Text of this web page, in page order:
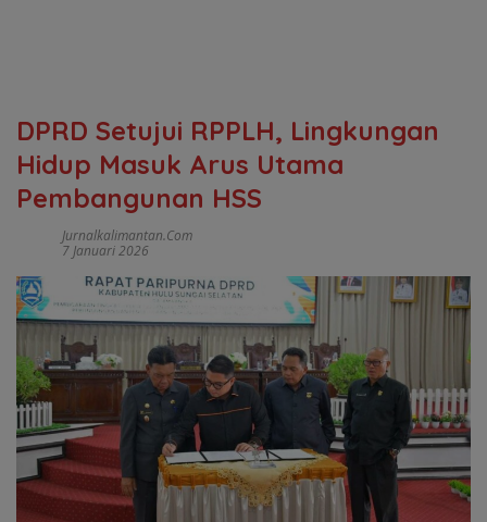
DPRD Setujui RPPLH, Lingkungan
Hidup Masuk Arus Utama
Pembangunan HSS
Jurnalkalimantan.com
7 Januari 2026